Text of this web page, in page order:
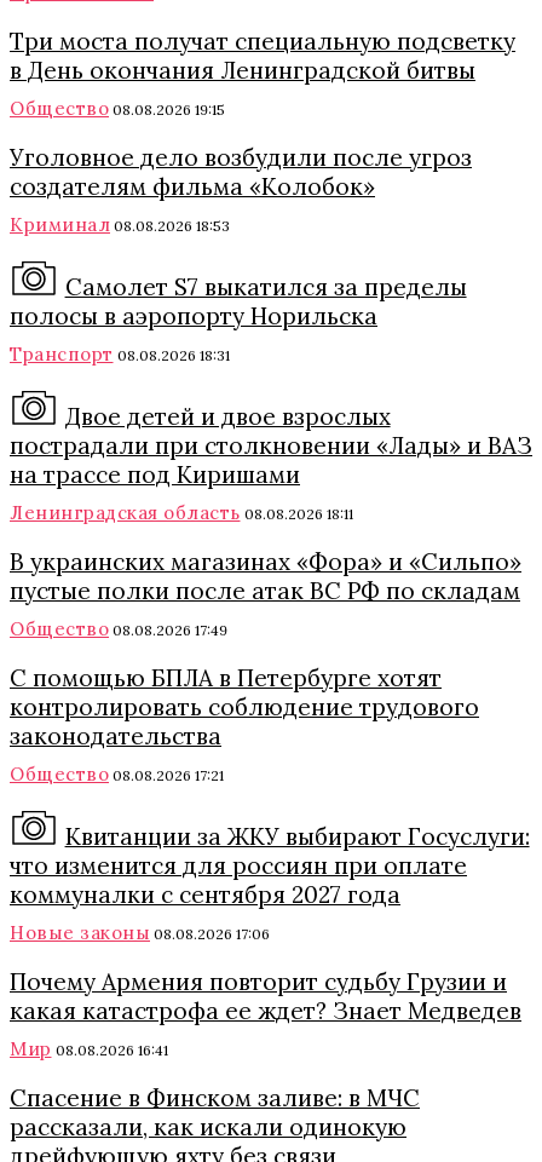
Три моста получат специальную подсветку
в День окончания Ленинградской битвы
Общество 08.08.2026 19:15
Уголовное дело возбудили после угроз
создателям фильма «Колобок»
Криминал 08.08.2026 18:53
Самолет S7 выкатился за пределы
полосы в аэропорту Норильска
Транспорт 08.08.2026 18:31
Двое детей и двое взрослых
пострадали при столкновении «Лады» и ВАЗ
на трассе под Киришами
Ленинградская область 08.08.2026 18:11
В украинских магазинах «Фора» и «Сильпо»
пустые полки после атак ВС РФ по складам
Общество 08.08.2026 17:49
С помощью БПЛА в Петербурге хотят
контролировать соблюдение трудового
законодательства
Общество 08.08.2026 17:21
Квитанции за ЖКУ выбирают Госуслуги:
что изменится для россиян при оплате
коммуналки с сентября 2027 года
Новые законы 08.08.2026 17:06
Почему Армения повторит судьбу Грузии и
какая катастрофа ее ждет? Знает Медведев
Мир 08.08.2026 16:41
Спасение в Финском заливе: в МЧС
рассказали, как искали одинокую
дрейфующую яхту без связи